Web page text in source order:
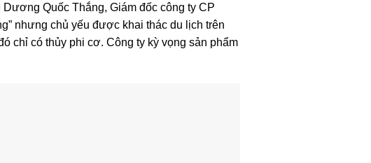
Quốc Thắng, Giám đốc công ty CP
nhưng chủ yếu được khai thác du lịch trên
chỉ có thủy phi cơ. Công ty kỳ vọng sản phẩm